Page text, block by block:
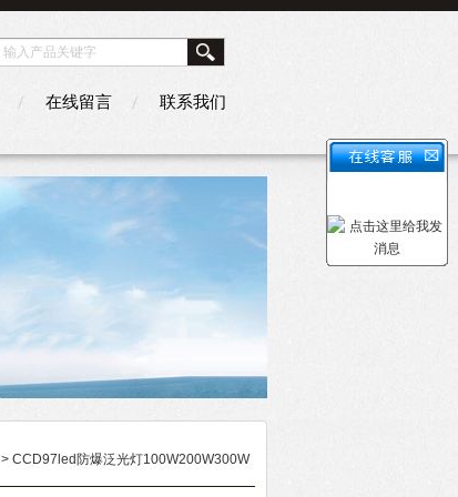
在线留言 联系我们
> CCD97led防爆泛光灯100W200W300W